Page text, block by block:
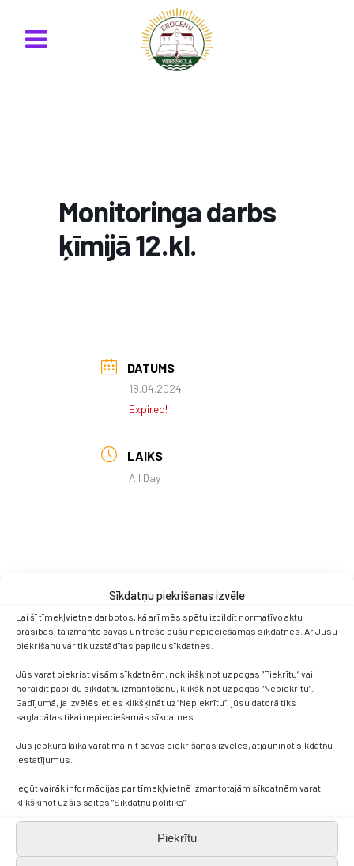
Sīkdatņu piekrišanas izvēle
Lai šī tīmekļvietne darbotos, kā arī mēs spētu izpildīt normatīvo aktu
prasības, tā izmanto savas un trešo pušu nepieciešamās sīkdatnes. Ar Jūsu
piekrišanu var tik uzstādītas papildu sīkdatnes.
Jūs varat piekrist visām sīkdatnēm, noklikšķinot uz pogas “Piekrītu” vai
noraidīt papildu sīkdatņu izmantošanu, klikšķinot uz pogas “Nepiekrītu”.
Gadījumā, ja izvēlēsieties klikšķināt uz “Nepiekrītu”, jūsu datorā tiks
saglabātas tikai nepieciešamās sīkdatnes.
Jūs jebkurā laikā varat mainīt savas piekrišanas izvēles, atjauninot sīkdatņu
iestatījumus.
Iegūt vairāk informācijas par tīmekļvietnē izmantotajām sīkdatnēm varat
klikšķinot uz šīs saites “Sīkdatņu politika”
Piekrītu
Monitoringa darbs
ķīmijā 12.kl.
DATUMS
18.04.2024
Expired!
LAIKS
All Day
Kontakti
+371 638 656 05
skola.broceni@saldus.lv